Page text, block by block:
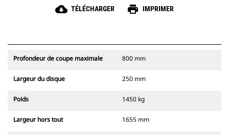
cloud_download TÉLÉCHARGER print IMPRIMER
Profondeur de coupe maximale 800 mm
Largeur du disque 250 mm
Poids 1450 kg
Largeur hors tout 1655 mm